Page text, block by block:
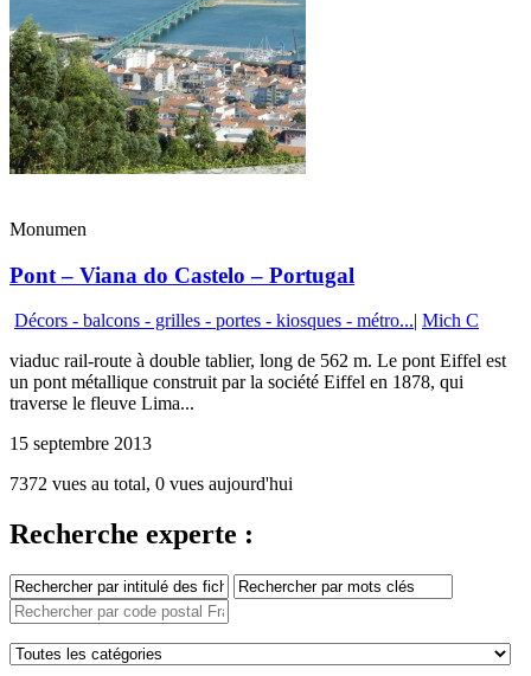
Monumen
Pont – Viana do Castelo – Portugal
Décors - balcons - grilles - portes - kiosques - métro...| Mich C
viaduc rail-route à double tablier, long de 562 m. Le pont Eiffel est
un pont métallique construit par la société Eiffel en 1878, qui
traverse le fleuve Lima...
15 septembre 2013
7372 vues au total, 0 vues aujourd'hui
Recherche experte :